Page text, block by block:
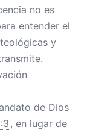
no es
entender el
y
de Dios
, en lugar de